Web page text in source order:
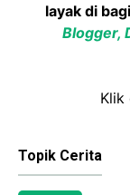
layak di
Blogger,
Klik
Topik Cerita